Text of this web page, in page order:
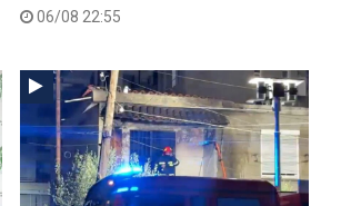
06/08 22:55